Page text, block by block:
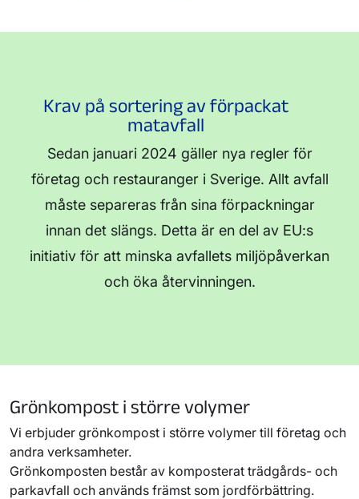
Krav på sortering av förpackat
matavfall
Sedan januari 2024 gäller nya regler för
företag och restauranger i Sverige. Allt avfall
måste separeras från sina förpackningar
innan det slängs. Detta är en del av EU:s
initiativ för att minska avfallets miljöpåverkan
och öka återvinningen.
Grönkompost i större volymer
Vi erbjuder grönkompost i större volymer till företag och
andra verksamheter.
Grönkomposten består av komposterat trädgårds- och
parkavfall och används främst som jordförbättring.